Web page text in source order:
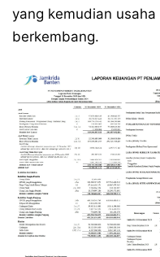
yang kemudian
berkembang.